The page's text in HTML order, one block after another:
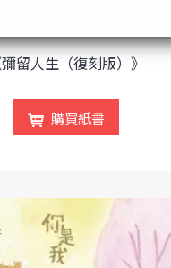
彌留人生（復刻版）》
購買紙書